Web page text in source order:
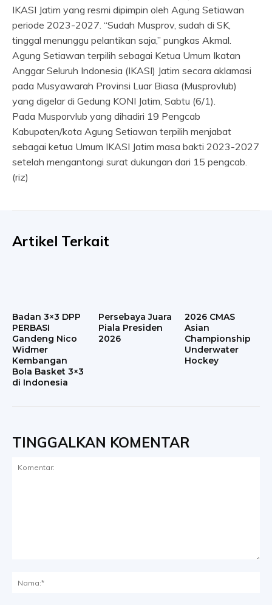
IKASI Jatim yang resmi dipimpin oleh Agung Setiawan
periode 2023-2027. “Sudah Musprov, sudah di SK,
tinggal menunggu pelantikan saja,” pungkas Akmal.
Agung Setiawan terpilih sebagai Ketua Umum Ikatan
Anggar Seluruh Indonesia (IKASI) Jatim secara aklamasi
pada Musyawarah Provinsi Luar Biasa (Musprovlub)
yang digelar di Gedung KONI Jatim, Sabtu (6/1).
Pada Musporvlub yang dihadiri 19 Pengcab
Kabupaten/kota Agung Setiawan terpilih menjabat
sebagai ketua Umum IKASI Jatim masa bakti 2023-2027
setelah mengantongi surat dukungan dari 15 pengcab.
(riz)
Artikel Terkait
Badan 3×3 DPP
PERBASI
Gandeng Nico
Widmer
Kembangan
Bola Basket 3×3
di Indonesia
Persebaya Juara
Piala Presiden
2026
2026 CMAS
Asian
Championship
Underwater
Hockey
TINGGALKAN KOMENTAR